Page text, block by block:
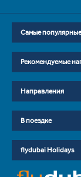
Самые
Рекомендуемые
Направления
В поездке
flydubai Holidays